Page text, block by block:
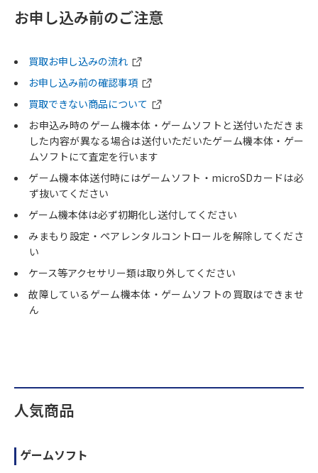
お申し込み前のご注意
買取お申し込みの流れ
お申し込み前の確認事項
買取できない商品について
お申込み時のゲーム機本体・ゲームソフトと送付いただきま
した内容が異なる場合は送付いただいたゲーム機本体・ゲー
ムソフトにて査定を行います
ゲーム機本体送付時にはゲームソフト・microSDカードは必
ず抜いてください
ゲーム機本体は必ず初期化し送付してください
みまもり設定・ペアレンタルコントロールを解除してくださ
い
ケース等アクセサリー類は取り外してください
故障しているゲーム機本体・ゲームソフトの買取はできませ
ん
人気商品
ゲームソフト